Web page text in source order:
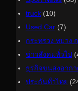
truck (10)
Used Car (7)
กระทรวง ทบวง
ข่าวสังคมทั่วไป
ธุรกิจขนส่งอาก
ประกันทั่วไทย